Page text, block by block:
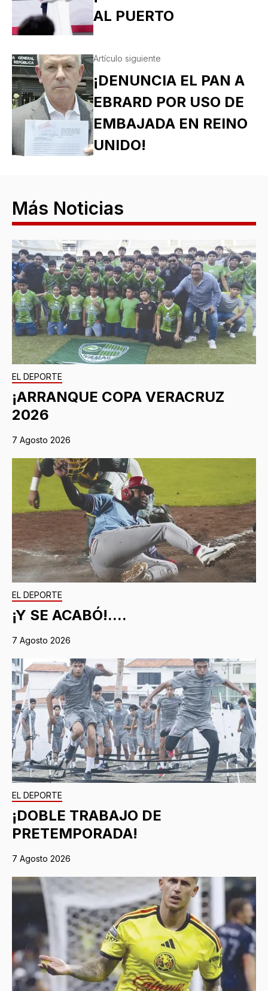
AL PUERTO
Artículo siguiente
¡DENUNCIA EL PAN A
EBRARD POR USO DE
EMBAJADA EN REINO
UNIDO!
Más Noticias
EL DEPORTE
¡ARRANQUE COPA VERACRUZ
2026
7 Agosto 2026
EL DEPORTE
¡Y SE ACABÓ!....
7 Agosto 2026
EL DEPORTE
¡DOBLE TRABAJO DE
PRETEMPORADA!
7 Agosto 2026